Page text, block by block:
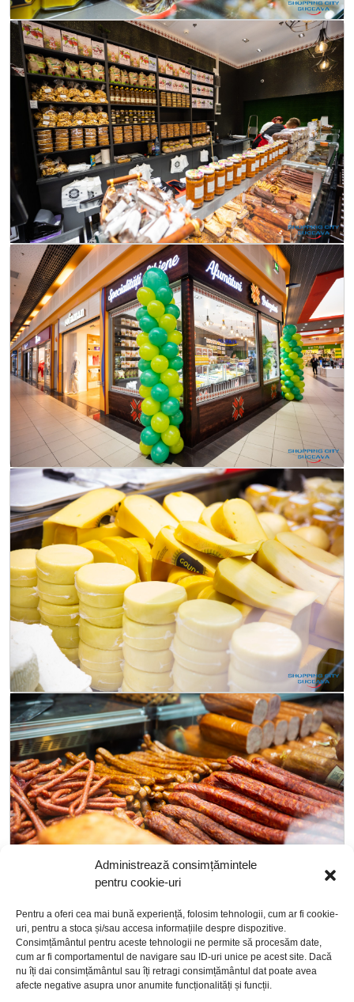
Administrează consimțămintele
pentru cookie-uri
Pentru a oferi cea mai bună experiență, folosim tehnologii, cum ar fi cookie-
uri, pentru a stoca și/sau accesa informațiile despre dispozitive.
Consimțământul pentru aceste tehnologii ne permite să procesăm date,
cum ar fi comportamentul de navigare sau ID-uri unice pe acest site. Dacă
nu îți dai consimțământul sau îți retragi consimțământul dat poate avea
afecte negative asupra unor anumite funcționalități și funcții.